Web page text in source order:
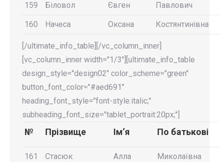
159 Біловол Євген Павлович
160 Начеса Оксана Костянтинівна
[/ultimate_info_table][/vc_column_inner]
[vc_column_inner width="1/3"][ultimate_info_table
design_style="design02" color_scheme="green"
button_font_color="#aed691"
heading_font_style="font-style:italic;"
subheading_font_size="tablet_portrait:20px;"]
№ Прізвище Ім’я По батькові
161 Стасюк Алла Миколаївна